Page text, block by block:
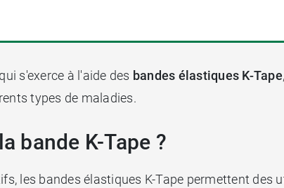
s'exerce à l'aide des bandes élastiques K-Tape
types de maladies.
bande K-Tape ?
les bandes élastiques K-Tape permettent